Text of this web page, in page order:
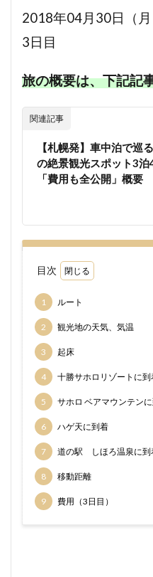
2018年04月30日（月
3日目
旅の概要は、下記記
関連記事
【札幌発】車中泊で巡
の絶景観光スポット3泊
「費用も全公開」概要
目次
1 ルート
2 観光地の天気、気温
3 起床
4 十勝サホロリゾートに到
5 サホロ ベアマウンテン
6 ハゲ天に到着
7 道の駅 しほろ温泉に到
8 移動距離
9 費用（3日目）